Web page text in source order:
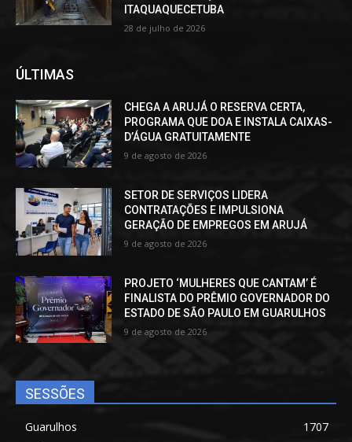
ITAQUAQUECETUBA
28 de julho de 2026
ÚLTIMAS
CHEGA A ARUJÁ O RESERVA CERTA,
PROGRAMA QUE DOA E INSTALA CAIXAS-
D’ÁGUA GRATUITAMENTE
9 de agosto de 2026
SETOR DE SERVIÇOS LIDERA
CONTRATAÇÕES E IMPULSIONA
GERAÇÃO DE EMPREGOS EM ARUJÁ
9 de agosto de 2026
PROJETO ‘MULHERES QUE CANTAM’ É
FINALISTA DO PRÊMIO GOVERNADOR DO
ESTADO DE SÃO PAULO EM GUARULHOS
9 de agosto de 2026
SESSÕES
Guarulhos
1707